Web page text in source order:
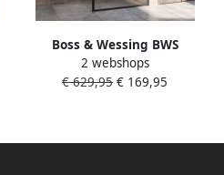
Boss & Wessing BWS
Douchewand Frame 8mm
Nano Glas | Mat Zwart |
2 webshops
€ 629,95 € 169,95